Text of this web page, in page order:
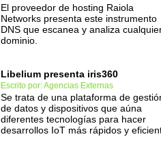
El proveedor de hosting Raiola
Networks presenta este instrumento
DNS que escanea y analiza
dominio.
Libelium presenta iris360
Escrito por: Agencias Externas
Se trata de una plataforma de
de datos y dispositivos que aúna
diferentes tecnologías para hacer
desarrollos IoT más rápidos y